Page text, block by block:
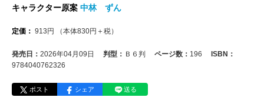
キャラクター原案 中林 ずん
定価： 913 円 （本体830円＋税）
発売日： 2026年04月09日 判型： Ｂ６判 ページ数： 196
ISBN：
9784040762326
ポスト シェア 送る